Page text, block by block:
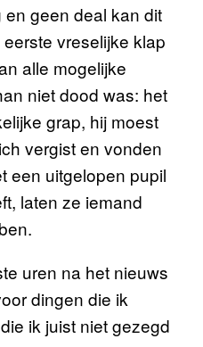
geen deal kan dit
vreselijke klap
alle mogelijke
niet dood was: het
grap, hij moest
vergist en vonden
een uitgelopen pupil
laten ze iemand
uren na het nieuws
dingen die ik
ik juist niet gezegd